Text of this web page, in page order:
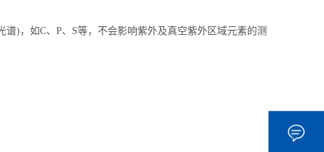
)，如C、P、S等，不会影响紫外及真空紫外区域元素的测